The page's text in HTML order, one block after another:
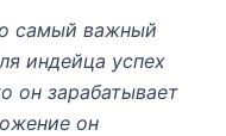
самый важный
индейца успех
он зарабатывает
он